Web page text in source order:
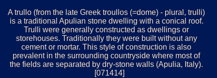
A trullo (from the late Greek troullos (=dome) - plural, trulli)
is a traditional Apulian stone dwelling with a conical roof.
Trulli were generally constructed as dwellings or
storehouses. Traditionally they were built without any
cement or mortar. This style of construction is also
prevalent in the surrounding countryside where most of
the fields are separated by dry-stone walls (Apulia, Italy).
[071414]